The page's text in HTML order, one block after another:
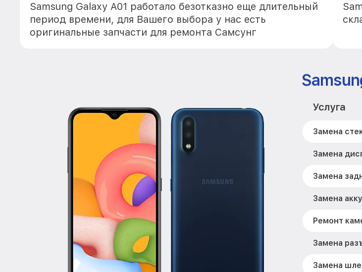
Samsung Galaxy A01 работало безотказно еще длительный
период времени, для Вашего выбора у нас есть
оригинальные запчасти для ремонта Самсунг
Услуга
Замена
Замена
Замена
Замена
Ремонт
Замена
Замена